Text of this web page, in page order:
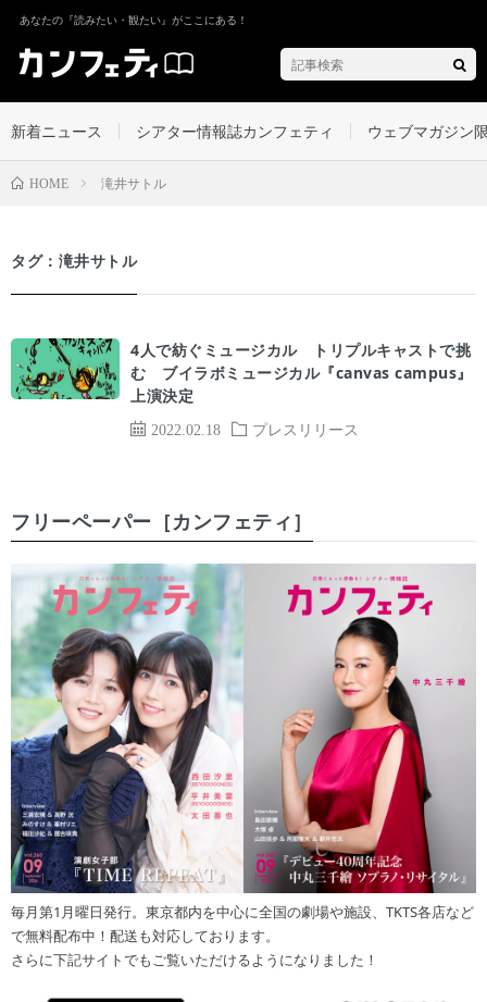
あなたの『読みたい・観たい』がここにある！
新着ニュース シアター情報誌カンフェティ ウェブマガジン
HOME 滝井サトル
タグ：滝井サトル
2022.02.18 プレスリリース
4人で紡ぐミュージカル トリプルキャストで挑
む ブイラボミュージカル『canvas campus』
上演決定
フリーペーパー［カンフェティ］
毎月第1月曜日発行。東京都内を中心に全国の劇場や施設、TKTS各店など
で無料配布中！配送も対応しております。
さらに下記サイトでもご覧いただけるようになりました！